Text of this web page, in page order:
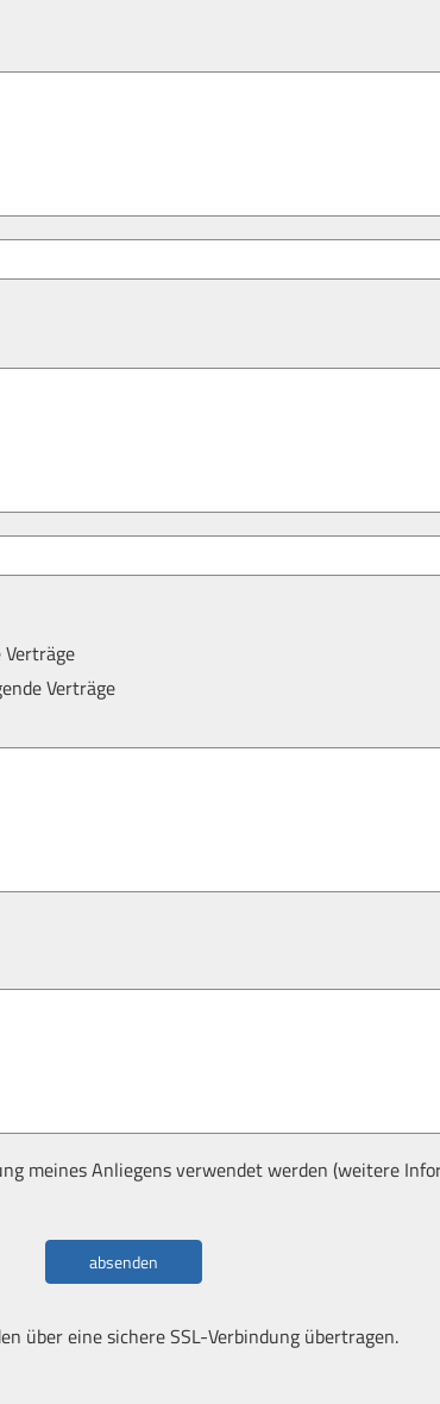
Verträge
meines Anliegens verwendet werden (weitere
absenden
über eine sichere SSL-Verbindung übertragen.